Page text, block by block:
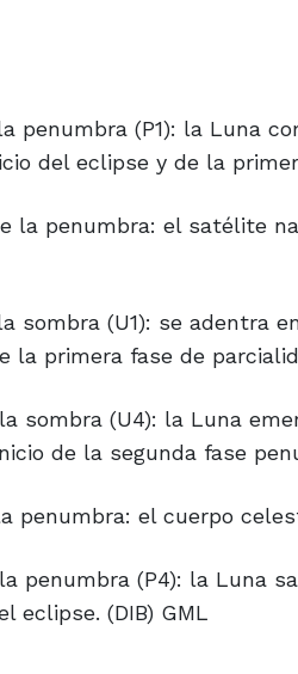
penumbra (P1): la Luna
del eclipse y de la
la penumbra: el satélite
sombra (U1): se adentra
la primera fase de
sombra (U4): la Luna
de la segunda fase
penumbra: el cuerpo
penumbra (P4): la Luna
eclipse. (DIB) GML